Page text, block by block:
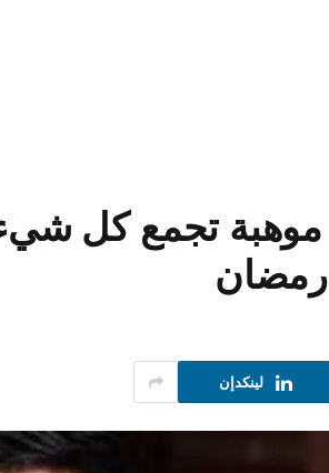
تجمع كل
لينكدإن